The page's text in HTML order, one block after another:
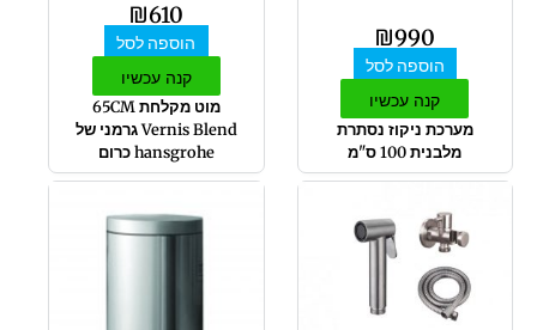
₪990
הוספה לסל
קנה עכשיו
מערכת ניקוז נסתרת
מלבנית 100 ס"מ
₪610
הוספה לסל
קנה עכשיו
מוט מקלחת 65CM
Vernis Blend גרמני של
hansgrohe כרום